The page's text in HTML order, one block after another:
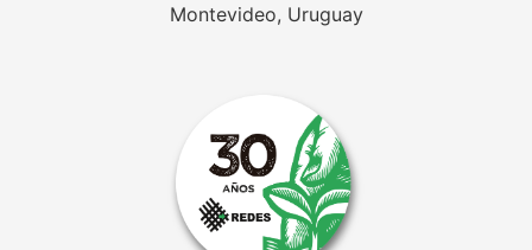
Montevideo, Uruguay